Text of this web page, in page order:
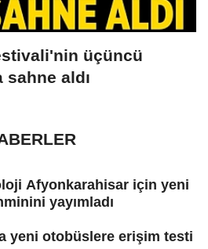
üçüncü
aldı
Afyonkarahisar için yeni
yayımladı
yeni otobüslere erişim testi